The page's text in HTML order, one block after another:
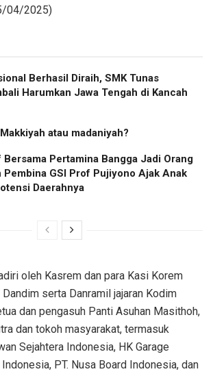
04/2025)
Berhasil Diraih, SMK Tunas
Harumkan Jawa Tengah di Kancah
atau madaniyah?
Pertamina Bangga Jadi Orang
Pembina GSI Prof Pujiyono Ajak Anak
Daerahnya
oleh Kasrem dan para Kasi Korem
serta Danramil jajaran Kodim
dan pengasuh Panti Asuhan Masithoh,
dan tokoh masyarakat, termasuk
Sejahtera Indonesia, HK Garage
PT. Nusa Board Indonesia, dan